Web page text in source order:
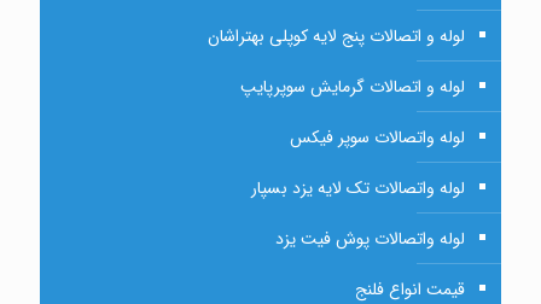
لوله و اتصالات پنج لایه کوپلی بهتراشان
لوله و اتصالات گرمایش سوپرپایپ
لوله واتصالات سوپر فیکس
لوله واتصالات تک لایه یزد بسپار
لوله واتصالات پوش فیت یزد
قیمت انواع فلنج